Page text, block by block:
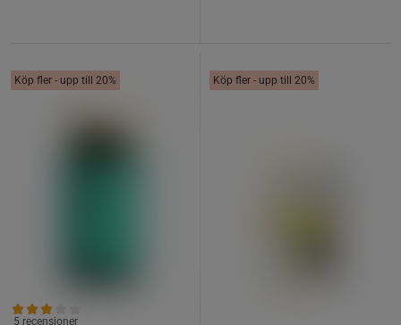
Köp fler - upp till 20%
5 recensioner
Köp fler - upp till 20%